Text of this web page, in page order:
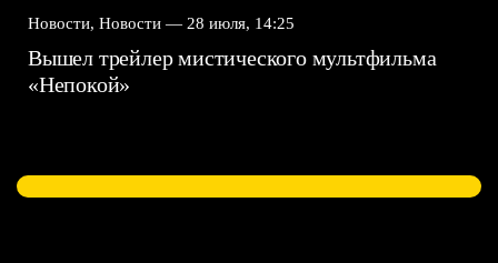
Новости, Новости — 28 июля, 14:25
Вышел трейлер мистического мультфильма
«Непокой»